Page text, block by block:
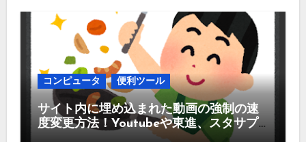
ジ
コンピュータ 便利ツール
サイト内に埋め込まれた動画の強制の速
度変更方法！Youtubeや東進、スタサプ